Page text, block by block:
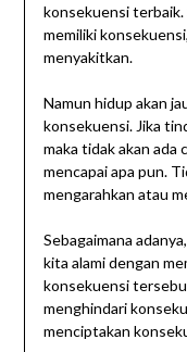
konsekuensi terbaik.
memiliki
menyakitkan.
Namun hidup akan
konsekuensi. Jika
maka tidak akan ada
mencapai apa pun.
mengarahkan atau
Sebagaimana
kita alami dengan
konsekuensi
menghindari
menciptakan